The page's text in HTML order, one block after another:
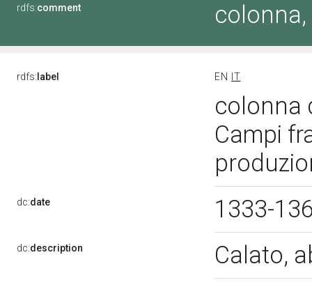
rdfs:comment
rdfs: label EN IT
colonna
Campi
dc:date 1333-
dc:description Calato,